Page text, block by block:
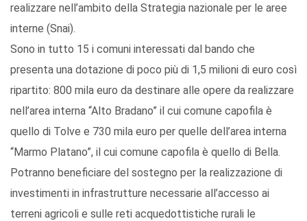
realizzare nell’ambito della Strategia nazionale per le aree
interne (Snai).
Sono in tutto 15 i comuni interessati dal bando che
presenta una dotazione di poco più di 1,5 milioni di euro così
ripartito: 800 mila euro da destinare alle opere da realizzare
nell’area interna “Alto Bradano” il cui comune capofila è
quello di Tolve e 730 mila euro per quelle dell’area interna
“Marmo Platano”, il cui comune capofila è quello di Bella.
Potranno beneficiare del sostegno per la realizzazione di
investimenti in infrastrutture necessarie all’accesso ai
terreni agricoli e sulle reti acquedottistiche rurali le